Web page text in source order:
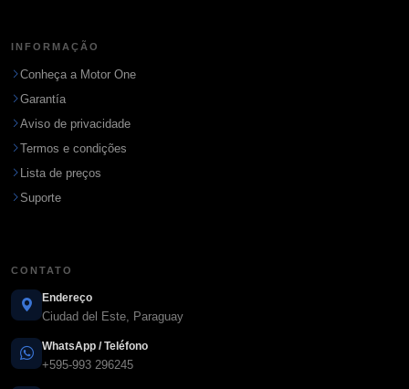
INFORMAÇÃO
Conheça a Motor One
Garantía
Aviso de privacidade
Termos e condições
Lista de preços
Suporte
CONTATO
Endereço
Ciudad del Este, Paraguay
WhatsApp / Teléfono
+595-993 296245